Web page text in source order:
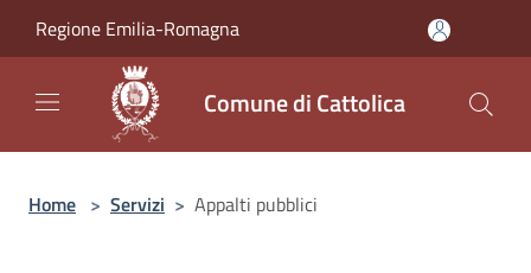
Regione Emilia-Romagna
Comune di Cattolica
Home > Servizi > Appalti pubblici